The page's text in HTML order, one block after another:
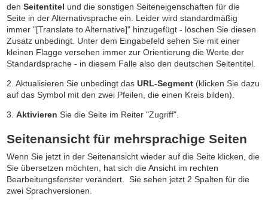
denSeitentitel und die sonstigen Seiteneigenschaften für die
Seite in der Alternativsprache ein. Leider wird standardmäßig
immer "[Translate to Alternative]" hinzugefügt - löschen Sie diesen
Zusatz unbedingt. Unter dem Eingabefeld sehen Sie mit einer
kleinen Flagge versehen immer zur Orientierung die Werte der
Standardsprache - in diesem Falle also den deutschen Seitentitel.
2. Aktualisieren Sie unbedingt dasURL-Segment (klicken Sie dazu
auf das Symbol mit den zwei Pfeilen, die einen Kreis bilden).
3.AktivierenSie die Seite im Reiter "Zugriff".
Seitenansicht für mehrsprachige Seiten
Wenn Sie jetzt in der Seitenansicht wieder auf die Seite klicken, die
Sie übersetzen möchten, hat sich die Ansicht im rechten
Bearbeitungsfenster verändert. Sie sehen jetzt 2 Spalten für die
zwei Sprachversionen.